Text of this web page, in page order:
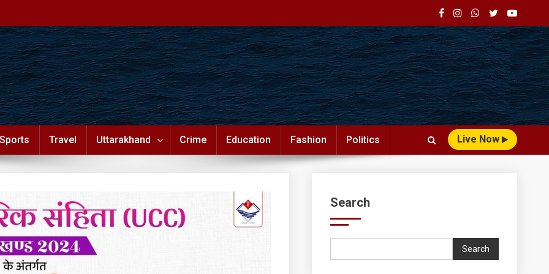
Sports Travel Uttarakhand Crime Education Fashion Politics Live Now
Search
Search